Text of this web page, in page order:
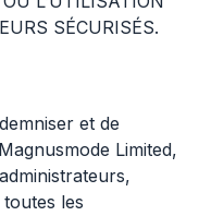
SÉCURISÉS.
et de
Limited,
toutes les